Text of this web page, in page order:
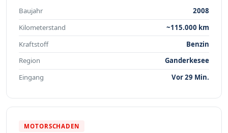
Baujahr
2008
Kilometerstand
~115.000 km
Kraftstoff
Benzin
Region
Ganderkesee
Eingang
Vor 29 Min.
MOTORSCHADEN